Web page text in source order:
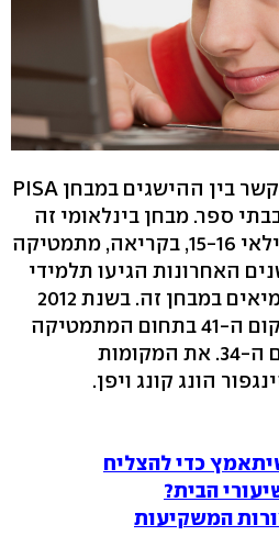
הדו"ח החדש בדק את הקשר בין ההישגים במבחן PISA
ספר. מבחן בינלאומי זה
נערך בקרב תלמידים בגילאי 15-16, בקריאה, מתמטיקה
האחרונות הגיעו תלמידי
ישראל להישגים לא מחמיאים במבחן זה. בשנת 2012
למשל, דורגה ישראל במקום ה-41 בתחום המתמטיקה
ומדעים, ובקריאה במקום ה-34. את המקומות
הונג קונג ויפן.
כדי להצליח
הבית?
המשקיעות